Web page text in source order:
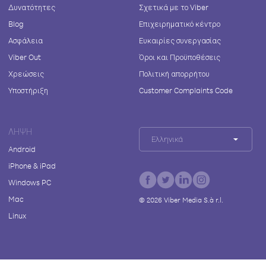
Δυνατότητες
Blog
Ασφάλεια
Viber Out
Χρεώσεις
Υποστήριξη
Σχετικά με το Viber
Επιχειρηματικό κέντρο
Ευκαιρίες συνεργασίας
Όροι και Προϋποθέσεις
Πολιτική απορρήτου
Customer Complaints Code
ΛΉΨΗ
Android
iPhone & iPad
Windows PC
Mac
Linux
Ελληνικά
© 2026Viber Media S.à r.l.